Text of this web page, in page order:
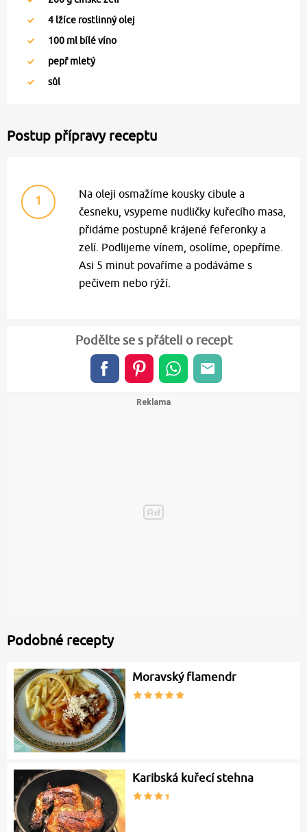
4 lžíce rostlinný olej
100 ml bílé víno
pepř mletý
sůl
Postup přípravy receptu
1
Na oleji osmažíme kousky cibule a
česneku, vsypeme nudličky kuřecího masa,
přidáme postupně krájené feferonky a
zelí. Podlijeme vínem, osolíme, opepříme.
Asi 5 minut povaříme a podáváme s
pečivem nebo rýží.
Podělte se s přáteli o recept
Podobné recepty
Moravský flamendr
Karibská kuřecí stehna